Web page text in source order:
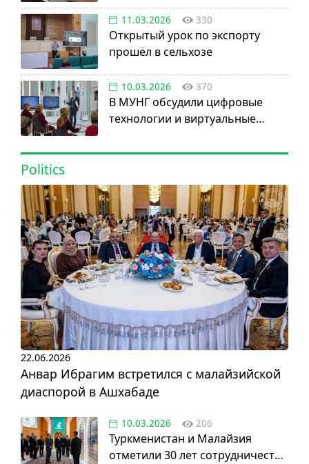
11.03.2026 330
Открытый урок по экспорту
прошёл в сельхозе
10.03.2026 370
В МУНГ обсудили цифровые
технологии и виртуальные
Politics
22.06.2026
Анвар Ибрагим встретился с малайзийской
диаспорой в Ашхабаде
10.03.2026 206
Туркменистан и Малайзия
отметили 30 лет сотрудничества